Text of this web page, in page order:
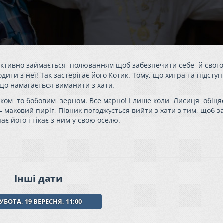
займається полюванням щоб забезпечити себе й
з неї! Так застерігає його Котик. Тому, що хитра та
намагається виманити з хати.
то бобовим зерном. Все марно! І лише коли Лисиця
маковий пиріг, Півник погоджується вийти з хати з тим, щоб
його і тікає з ним у свою оселю.
Інші дати
19 ВЕРЕСНЯ, 11:00